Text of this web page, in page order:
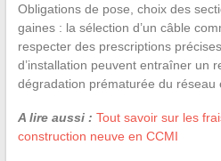
Obligations de pose, choix des
gaines : la sélection d’un câble
respecter des prescriptions
d’installation peuvent entraîner un
dégradation prématurée du réseau
A lire aussi : Tout savoir sur les
construction neuve en CCMI